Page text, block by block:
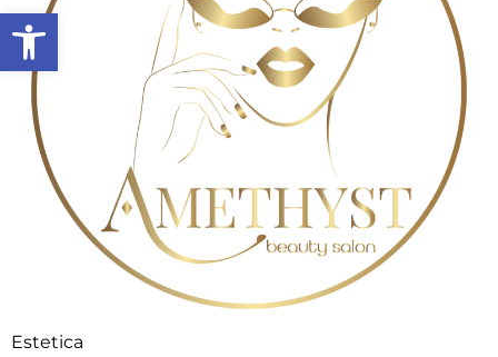
Abrir barra de herramientas
Estetica